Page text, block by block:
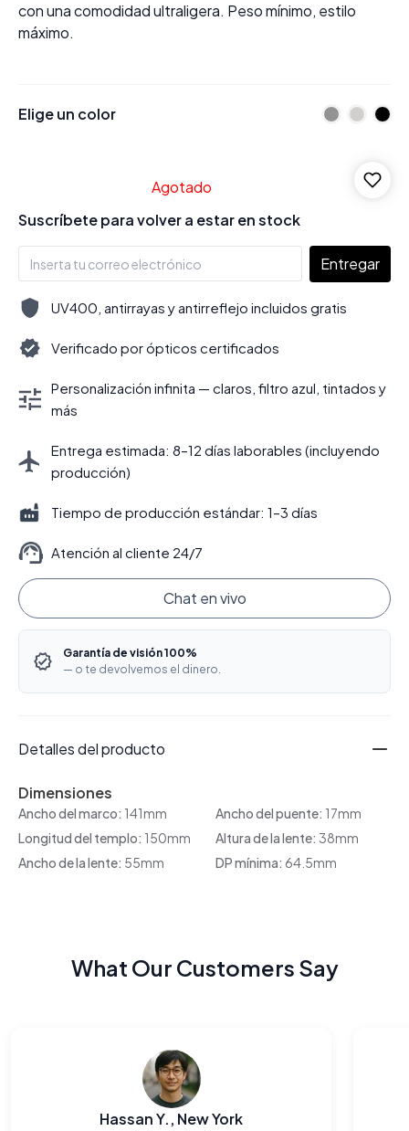
con una comodidad ultraligera. Peso mínimo, estilo
máximo.
Elige un color
Agotado
Suscríbete para volver a estar en stock
Entregar
UV400, antirrayas y antirreflejo incluidos gratis
Verificado por ópticos certificados
Personalización infinita — claros, filtro azul, tintados y
más
Entrega estimada: 8–12 días laborables (incluyendo
producción)
Tiempo de producción estándar: 1–3 días
Atención al cliente 24/7
Chat en vivo
Garantía de visión 100%
— o te devolvemos el dinero.
Detalles del producto
Dimensiones
Ancho del marco: 141mm Ancho del puente: 17mm
Longitud del templo: 150mm Altura de la lente: 38mm
Ancho de la lente: 55mm DP mínima: 64.5mm
What Our Customers Say
Hassan Y., New York